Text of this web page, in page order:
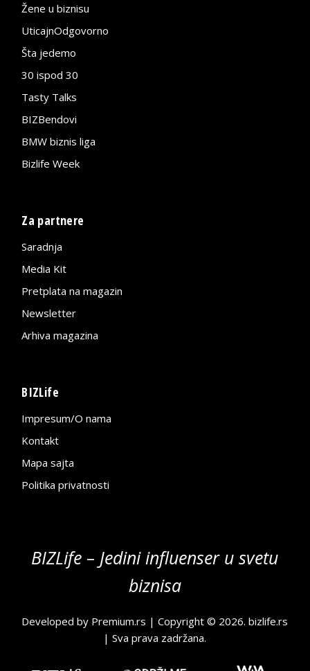
Žene u biznisu
UticajnOdgovorno
Šta jedemo
30 ispod 30
Tasty Talks
BIZBendovi
BMW biznis liga
Bizlife Week
Za partnere
Saradnja
Media Kit
Pretplata na magazin
Newsletter
Arhiva magazina
BIZLife
Impresum/O nama
Kontakt
Mapa sajta
Politika privatnosti
BIZLife – Jedini influenser u svetu
biznisa
Developed by Premium.rs | Copyright © 2026.bizlife.rs
| Sva prava zadržana.